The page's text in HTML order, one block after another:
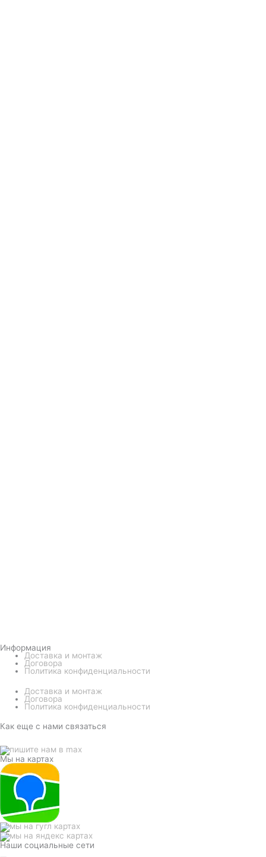
Информация
Доставка и монтаж
Договора
Политика конфиденциальности
Доставка и монтаж
Договора
Политика конфиденциальности
Как еще с нами связаться
Мы на картах
Наши социальные сети